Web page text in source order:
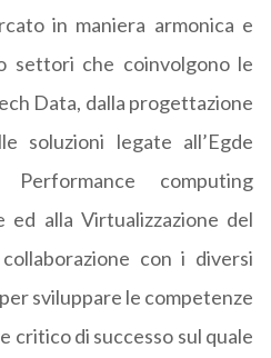
in maniera armonica e
settori che coinvolgono le
Data, dalla progettazione
soluzioni legate all’Egde
Performance computing
ed alla Virtualizzazione del
con i diversi
sviluppare le competenze
critico di successo sul quale